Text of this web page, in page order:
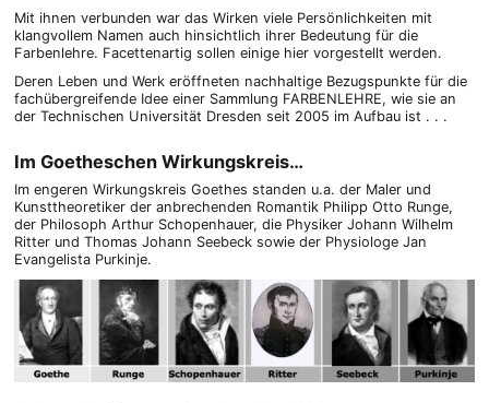
Mit ihnen verbunden war das Wirken viele Persönlichkeiten mit
klangvollem Namen auch hinsichtlich ihrer Bedeutung für die
Farbenlehre. Facettenartig sollen einige hier vorgestellt werden.
Deren Leben und Werk eröffneten nachhaltige Bezugspunkte für die
fachübergreifende Idee einer Sammlung FARBENLEHRE, wie sie an
der Technischen Universität Dresden seit 2005 im Aufbau ist . . .
Im Goetheschen Wirkungskreis…
Im engeren Wirkungskreis Goethes standen u.a. der Maler und
Kunsttheoretiker der anbrechenden Romantik Philipp Otto Runge,
der Philosoph Arthur Schopenhauer, die Physiker Johann Wilhelm
Ritter und Thomas Johann Seebeck sowie der Physiologe Jan
Evangelista Purkinje.